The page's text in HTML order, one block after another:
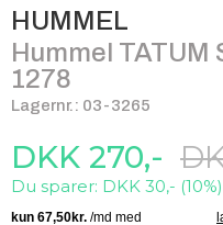
HUMMEL
Hummel TATUM
1278
Lagernr.: 03-3265
Du sparer: DKK 30,- (10%)
DKK 270,-